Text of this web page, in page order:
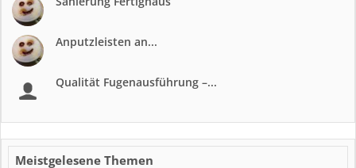
Anputzleisten an...
Qualität Fugenausführung –...
Meistgelesene Themen